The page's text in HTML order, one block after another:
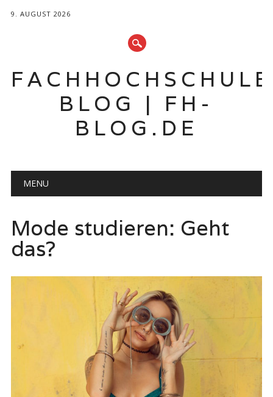
9. AUGUST 2026
BLOG | FH-
BLOG.DE
Hauptmenü
MENU
Mode studieren: Geht
das?